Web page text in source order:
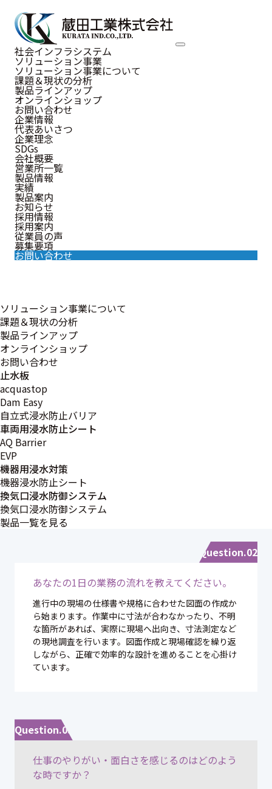
社会インフラシステム
ソリューション事業
ソリューション事業について
課題＆現状の分析
製品ラインアップ
オンラインショップ
お問い合わせ
企業情報
代表あいさつ
企業理念
SDGs
会社概要
営業所一覧
製品情報
実績
製品案内
お知らせ
採用情報
採用案内
従業員の声
募集要項
お問い合わせ
ソリューション事業について
課題＆現状の分析
製品ラインアップ
オンラインショップ
お問い合わせ
止水板
acquastop
Dam Easy
自立式浸水防止バリア
車両用浸水防止シート
AQ Barrier
EVP
機器用浸水対策
機器浸水防止シート
換気口浸水防御システム
換気口浸水防御システム
製品一覧を見る
Interview
インタビュー
営業部
設計 M.Y
精度と創造力で未来を形に
Question.01
さい。
客先の仕様に合わせて配管の長さや機器の据付位置を
図面に起こし、機器の配置や配管に問題がないかを確
認します。また、実際に現場へ足を運び、図面通りの
を確認する作業も行っています。図面作成から現場確
認まで一貫して対応することで、精度の高い設計を提
供しています。
Question.02
あなたの1日の業務の流れを教えてください。
進行中の現場の仕様書や規格に合わせた図面の作成か
ら始まります。作業中に寸法が合わなかったり、不明
な箇所があれば、実際に現場へ出向き、寸法測定など
の現地調査を行います。図面作成と現場確認を繰り返
しながら、正確で効率的な設計を進めることを心掛け
ています。
Question.03
仕事のやりがい・面白さを感じるのはどのよう
な時ですか？